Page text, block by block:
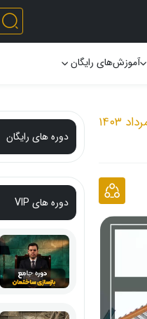
آموزش‌های رایگان
دوره های رایگان
دوره های VIP